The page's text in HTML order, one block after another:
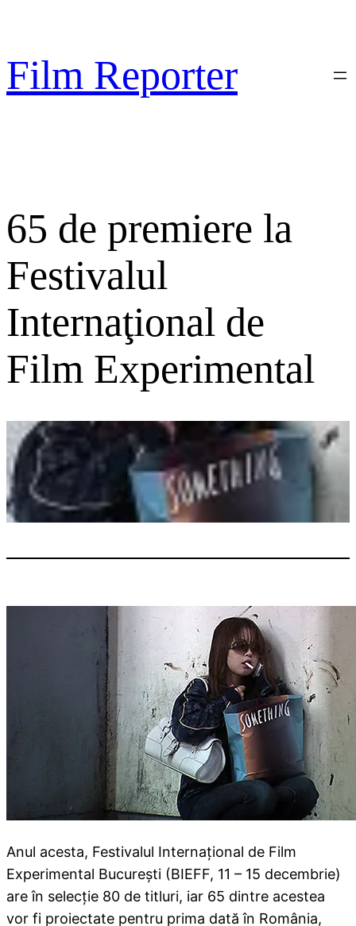
conținut
Film Reporter
65 de premiere la
Festivalul
Internaţional de
Film Experimental
Anul acesta, Festivalul Internaţional de Film
Experimental Bucureşti (BIEFF, 11 – 15 decembrie)
are în selecţie 80 de titluri, iar 65 dintre acestea
vor fi proiectate pentru prima dată în România,